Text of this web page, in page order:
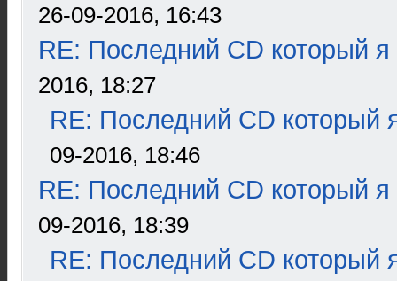
26-09-2016, 16:43
RE: Последний CD который я
2016, 18:27
RE: Последний CD который
09-2016, 18:46
RE: Последний CD который я
09-2016, 18:39
RE: Последний CD который